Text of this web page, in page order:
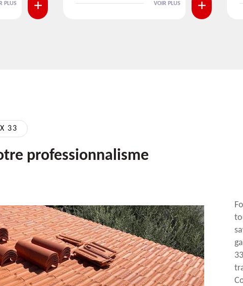
PLUS VOIR PLUS
33
professionnalisme